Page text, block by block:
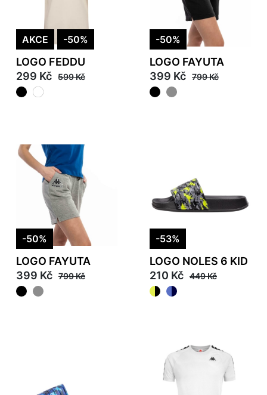
AKCE -50%
LOGO FEDDU
299 Kč 599 Kč
-50%
LOGO FAYUTA
399 Kč 799 Kč
-50%
LOGO FAYUTA
399 Kč 799 Kč
-53%
LOGO NOLES 6 KID
210 Kč 449 Kč